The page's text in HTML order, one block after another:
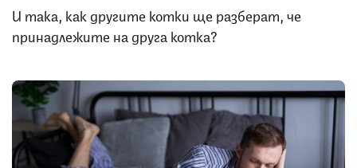
И така, как другите котки ще разберат, че
принадлежите на друга котка?